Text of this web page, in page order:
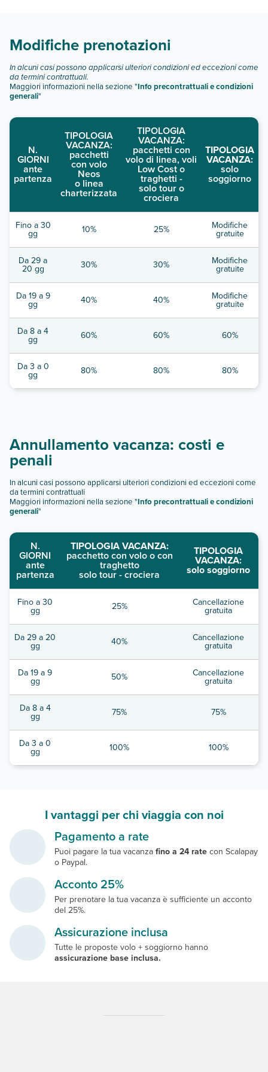
Modifiche prenotazioni
In alcuni casi possono applicarsi ulteriori condizioni ed eccezioni come
da termini contrattuali.
Maggiori informazioni nella sezione "Info precontrattuali e condizioni
generali"
N.
GIORNI
ante
partenza
TIPOLOGIA
VACANZA:
pacchetti
con volo
Neos
o linea
charterizzata
TIPOLOGIA
VACANZA:
pacchetti con
volo di linea, voli
Low Cost o
traghetti -
solo tour o
crociera
TIPOLOGIA
VACANZA:
solo
soggiorno
Fino a 30
gg 10% 25% Modifiche
gratuite
Da 29 a
20 gg 30% 30% Modifiche
gratuite
Da 19 a 9
gg 40% 40% Modifiche
gratuite
Da 8 a 4
gg 60% 60% 60%
Da 3 a 0
gg 80% 80% 80%
Annullamento vacanza: costi e
penali
In alcuni casi possono applicarsi ulteriori condizioni ed eccezioni come
da termini contrattuali
Maggiori informazioni nella sezione "Info precontrattuali e condizioni
generali"
N.
GIORNI
ante
partenza
TIPOLOGIA VACANZA:
pacchetto con volo o con
traghetto
solo tour - crociera
TIPOLOGIA
VACANZA:
solo soggiorno
Fino a 30
gg 25% Cancellazione
gratuita
Da 29 a 20
gg 40% Cancellazione
gratuita
Da 19 a 9
gg 50% Cancellazione
gratuita
Da 8 a 4
gg 75% 75%
Da 3 a 0
gg 100% 100%
I vantaggi per chi viaggia con noi
Pagamento a rate
Puoi pagare la tua vacanzafino a 24 ratecon Scalapay
o Paypal.
Acconto 25%
Per prenotare la tua vacanza è sufficiente un acconto
del 25%.
Assicurazione inclusa
Tutte le proposte volo + soggiorno hanno
assicurazione base inclusa.